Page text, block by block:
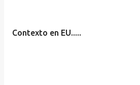
Contexto en EU.....